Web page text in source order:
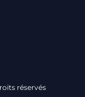
réservés